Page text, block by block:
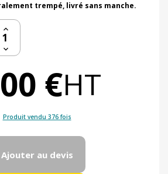
trempé, livré sans manche.
€HT
Produit vendu 376 fois
Ajouter au devis